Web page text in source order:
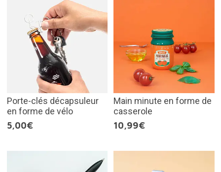
Porte-clés décapsuleur
en forme de vélo
5,00€
Main minute en forme de
casserole
10,99€